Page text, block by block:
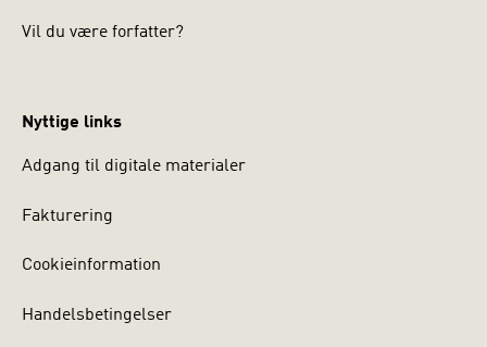
Vil du være forfatter?
Nyttige links
Adgang til digitale materialer
Fakturering
Cookieinformation
Handelsbetingelser